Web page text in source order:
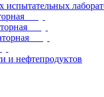
испытательных
и нефтепродуктов